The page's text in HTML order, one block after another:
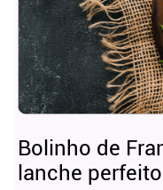
Bolinho de
lanche